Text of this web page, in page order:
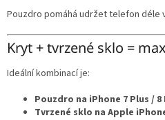
Pouzdro pomáhá udržet telefon déle
Kryt + tvrzené sklo =
Ideální kombinací je:
Pouzdro na iPhone 7 Plus / 8
Tvrzené sklo na Apple